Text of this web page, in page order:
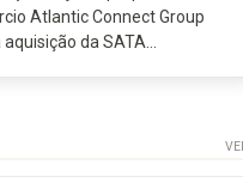
Atlantic Connect Group
aquisição da SATA